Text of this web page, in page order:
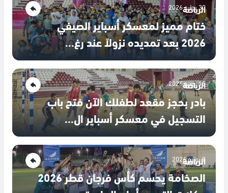
الرياضة
30 يوليو 2026
ختام مميز لمعسكر أسباير الصيفي
2026 بعد تمديده نزولاً عند رغ...
الرياضة
15 يونيو 2026
بادر بحجز مقعد لطفلك الآن فتح باب
التسجيل في معسكر أسباير ال...
الرياضة
9 يونيو 2026
الصخامة يحسم كأس فرجان قطر 2026